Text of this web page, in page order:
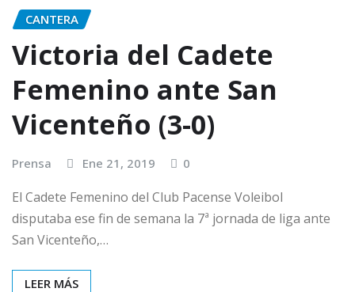
CANTERA
Victoria del Cadete
Femenino ante San
Vicenteño (3-0)
Prensa Ene 21, 2019 0
El Cadete Femenino del Club Pacense Voleibol
disputaba ese fin de semana la 7ª jornada de liga ante
San Vicenteño,…
LEER MÁS